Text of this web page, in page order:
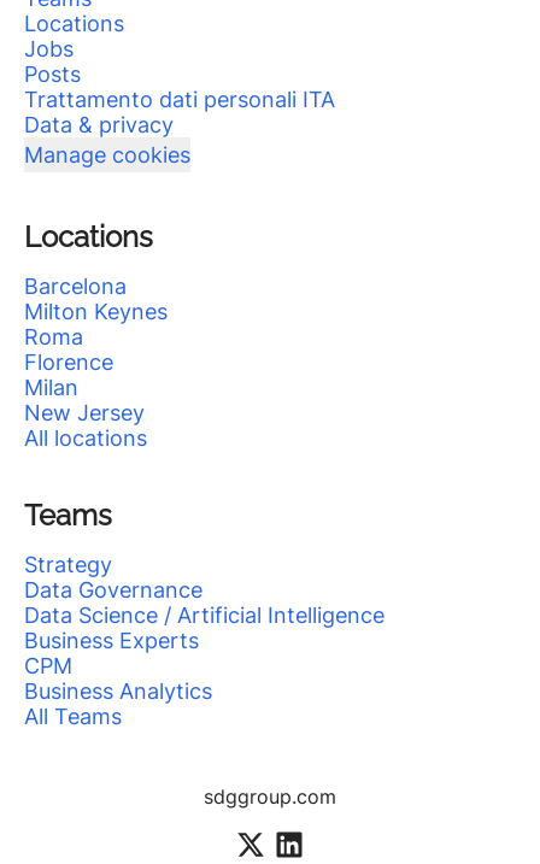
Locations
Jobs
Posts
Trattamento dati personali ITA
Data & privacy
Manage cookies
Locations
Barcelona
Milton Keynes
Roma
Florence
Milan
New Jersey
All locations
Teams
Strategy
Data Governance
Data Science / Artificial Intelligence
Business Experts
CPM
Business Analytics
All Teams
sdggroup.com